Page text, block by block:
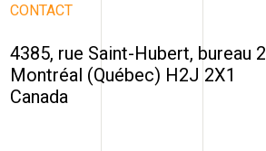
CONTACT
4385, rue Saint-Hubert, bureau 2
Montréal (Québec) H2J 2X1
Canada